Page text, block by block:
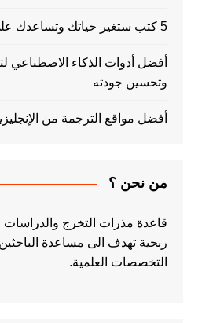
5 كتب ستغير حياتك وتساعدك على إدارة وقتك بفعالية
أفضل أدوات الذكاء الاصطناعي
وتحسين جودته
أفضل مواقع الترجمة من
من نحن ؟
ربحية تهدف الى مساعدة
التخصصات العلمية.